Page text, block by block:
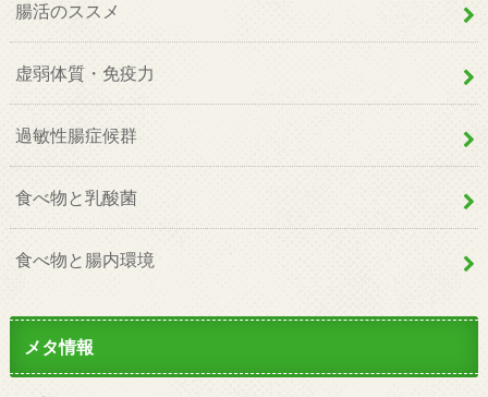
腸活のススメ
虚弱体質・免疫力
過敏性腸症候群
食べ物と乳酸菌
食べ物と腸内環境
メタ情報